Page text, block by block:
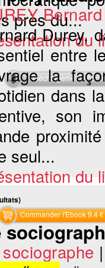
près du...
du
Téléchargement
Bernard
Durey,
entre
la
dans
son
seul...
du
Commander l'Ebook 9.4 €